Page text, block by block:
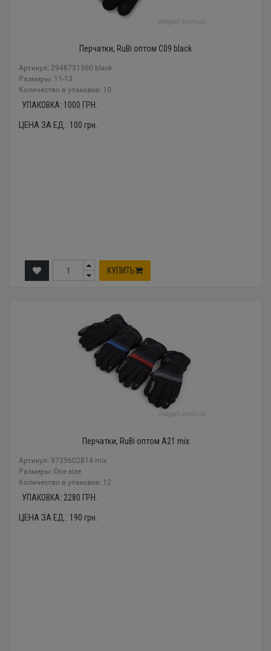
Перчатки, RuBi оптом C09 black
Артикул: 2948731560 black
Размеры: 11-13
Количество в упаковке: 10
УПАКОВКА: 1000 ГРН.
ЦЕНА ЗА ЕД.: 100 грн.
КУПИТЬ
Перчатки, RuBi оптом A21 mix
Артикул: 9735602814 mix
Размеры: One size
Количество в упаковке: 12
УПАКОВКА: 2280 ГРН.
ЦЕНА ЗА ЕД.: 190 грн.